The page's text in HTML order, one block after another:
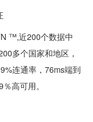
™,近200个数据中
多个国家和地区，
连通率，76ms端到
高可用。